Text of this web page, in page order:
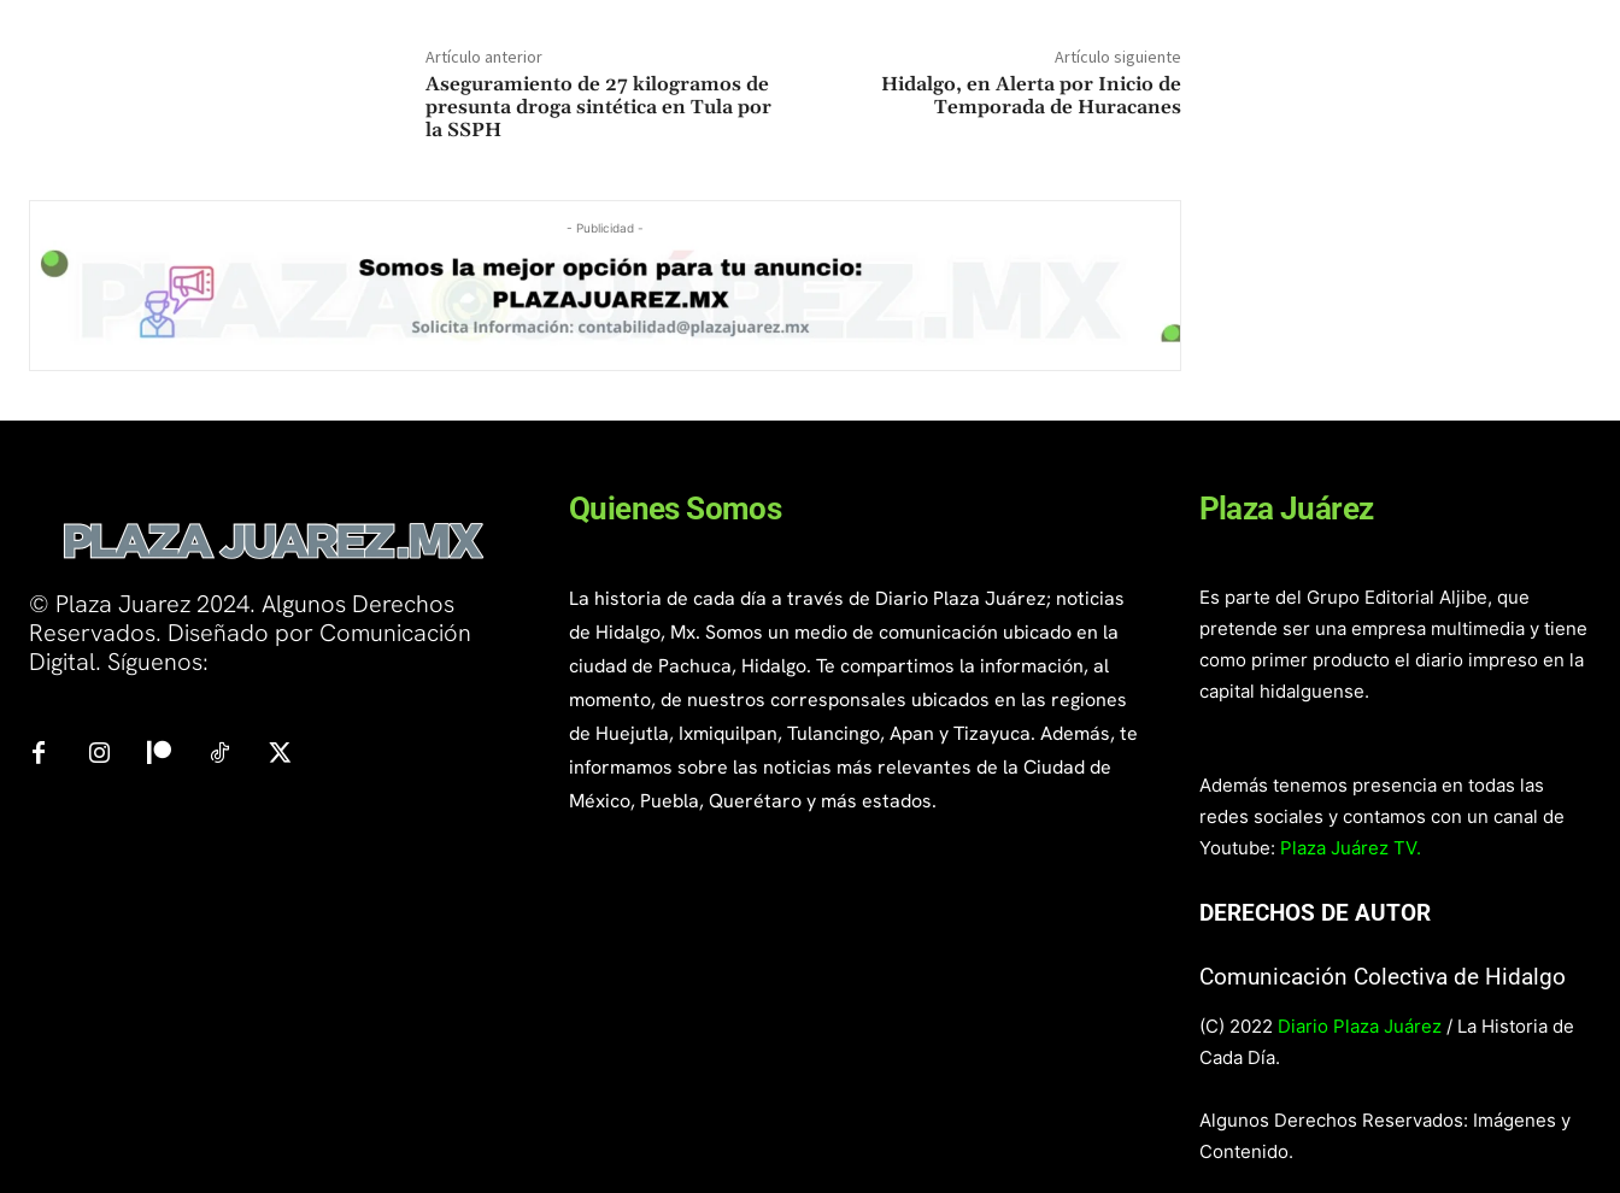
Artículo anterior
Aseguramiento de 27 kilogramos de
presunta droga sintética en Tula por
la SSPH
Artículo siguiente
Hidalgo, en Alerta por Inicio de
Temporada de Huracanes
- Publicidad -
© Plaza Juarez 2024. Algunos Derechos
Reservados. Diseñado por Comunicación
Digital. Síguenos:
Quienes Somos
La historia de cada día a través de Diario Plaza Juárez; noticias
de Hidalgo, Mx. Somos un medio de comunicación ubicado en la
ciudad de Pachuca, Hidalgo. Te compartimos la información, al
momento, de nuestros corresponsales ubicados en las regiones
de Huejutla, Ixmiquilpan, Tulancingo, Apan y Tizayuca. Además, te
informamos sobre las noticias más relevantes de la Ciudad de
México, Puebla, Querétaro y más estados.
Plaza Juárez
Es parte del Grupo Editorial Aljibe, que
pretende ser una empresa multimedia y tiene
como primer producto el diario impreso en la
capital hidalguense.
Además tenemos presencia en todas las
redes sociales y contamos con un canal de
Youtube: Plaza Juárez TV.
DERECHOS DE AUTOR
Comunicación Colectiva de Hidalgo
(C) 2022 Diario Plaza Juárez / La Historia de
Cada Día.
Algunos Derechos Reservados: Imágenes y
Contenido.